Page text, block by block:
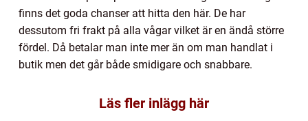
finns det goda chanser att hitta den här. De har
dessutom fri frakt på alla vågar vilket är en ändå större
fördel. Då betalar man inte mer än om man handlat i
butik men det går både smidigare och snabbare.
Läs fler inlägg här